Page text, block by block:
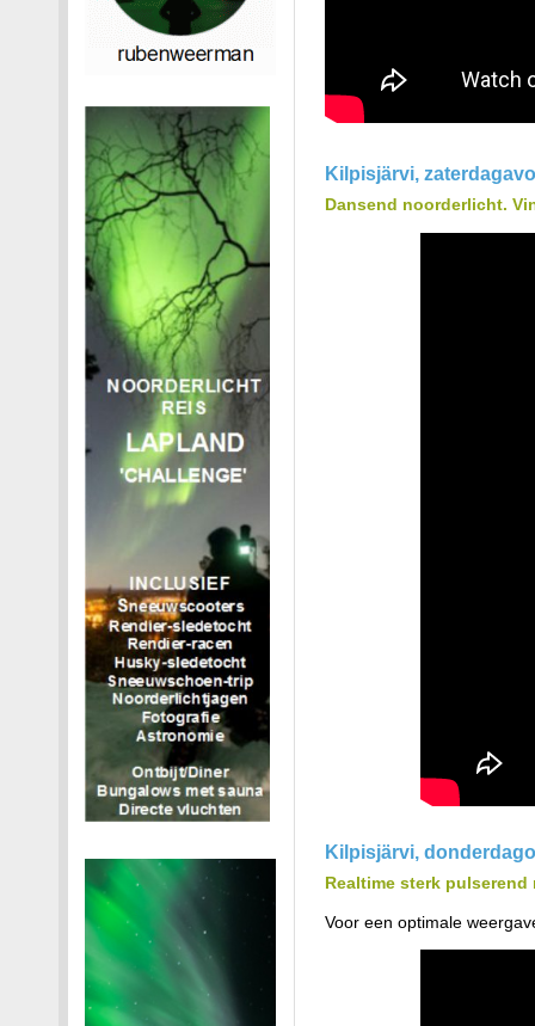
Kilpisjärvi,
Dansend noorderlicht.
Kilpisjärvi,
Realtime sterk
Voor een optimale